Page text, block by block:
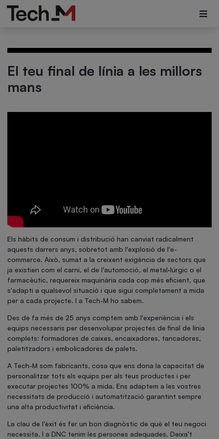
El teu final de línia a les millors
mans
Els hàbits de consum i distribució han canviat radicalment
aquests darrers anys, sobretot amb l'explosió de l'e-
commerce. Això, sumat a la creixent exigència de sectors que
ja existien com el carni, el de l'automoció, el metal·lúrgic o el
farmacèutic, requereix maquinària cada cop més eficient, que
s'adapti a qualsevol situació i que sigui completament a mida
per a cada projecte. I a Tech-M ho sabem.
Des de fa més de 25 anys comptem amb l'experiència i els
equips necessaris per desenvolupar projectes de final de línia
complets: formadores de caixes, encaixadores, tancadores,
paletitzadors i embolicadores de palets.
A Tech-M som fabricants, cosa que ens dona la capacitat de
personalitzar tots els equips per als teus productes i per
executar projectes 100% a mida. Ens adaptem a les vostres
necessitats de producció i automatització garantint sempre
una alta productivitat i eficiència.
La clau de l'èxit és fer un bon diagnòstic de què el teu negoci
necessita. I a DNC tenim les persones adequades. Deixa't